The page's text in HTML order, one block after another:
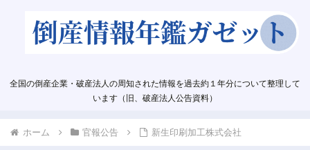
全国の倒産企業・破産法人の周知された情報を過去約１年分について整理して
います（旧、破産法人公告資料）
ホーム 官報公告 新生印刷加工株式会社